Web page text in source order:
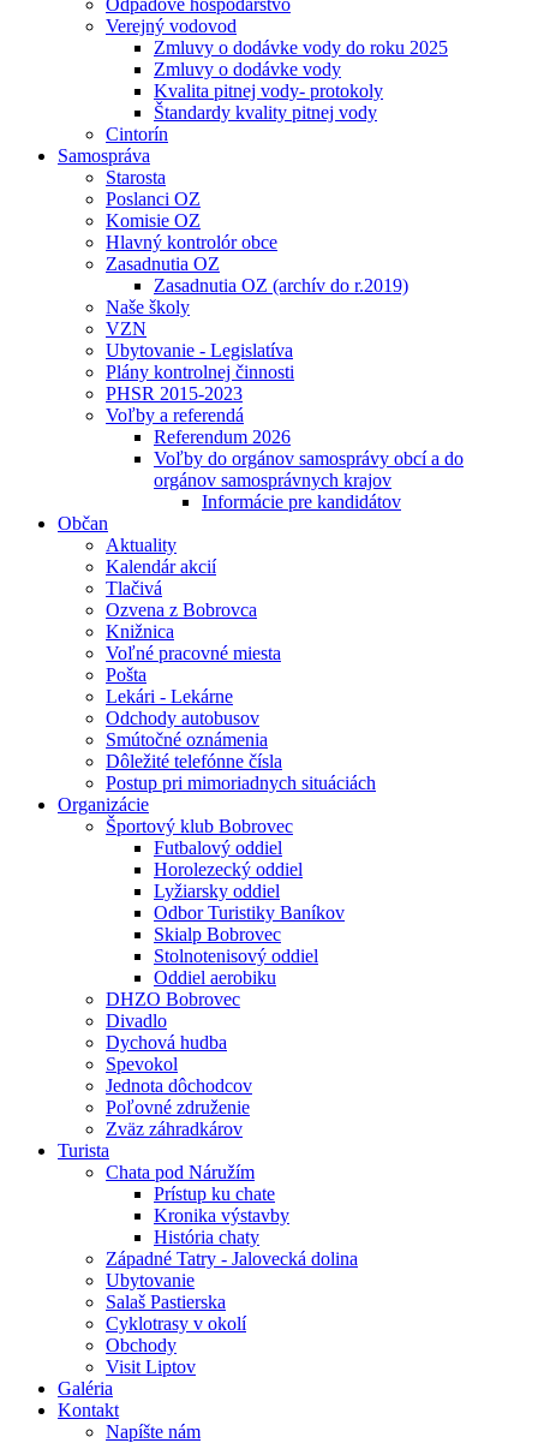
Odpadové hospodárstvo
Verejný vodovod
Zmluvy o dodávke vody do roku 2025
Zmluvy o dodávke vody
Kvalita pitnej vody- protokoly
Štandardy kvality pitnej vody
Cintorín
Samospráva
Starosta
Poslanci OZ
Komisie OZ
Hlavný kontrolór obce
Zasadnutia OZ
Zasadnutia OZ (archív do r.2019)
Naše školy
VZN
Ubytovanie - Legislatíva
Plány kontrolnej činnosti
PHSR 2015-2023
Voľby a referendá
Referendum 2026
Voľby do orgánov samosprávy obcí a do
orgánov samosprávnych krajov
Informácie pre kandidátov
Občan
Aktuality
Kalendár akcií
Tlačivá
Ozvena z Bobrovca
Knižnica
Voľné pracovné miesta
Pošta
Lekári - Lekárne
Odchody autobusov
Smútočné oznámenia
Dôležité telefónne čísla
Postup pri mimoriadnych situáciách
Organizácie
Športový klub Bobrovec
Futbalový oddiel
Horolezecký oddiel
Lyžiarsky oddiel
Odbor Turistiky Baníkov
Skialp Bobrovec
Stolnotenisový oddiel
Oddiel aerobiku
DHZO Bobrovec
Divadlo
Dychová hudba
Spevokol
Jednota dôchodcov
Poľovné združenie
Zväz záhradkárov
Turista
Chata pod Náružím
Prístup ku chate
Kronika výstavby
História chaty
Západné Tatry - Jalovecká dolina
Ubytovanie
Salaš Pastierska
Cyklotrasy v okolí
Obchody
Visit Liptov
Galéria
Kontakt
Napíšte nám